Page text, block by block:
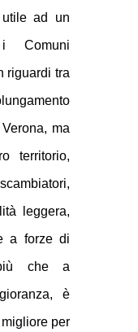
ad un
Comuni
riguardi tra
ma
territorio,
leggera,
a forze di
più che a
è
per